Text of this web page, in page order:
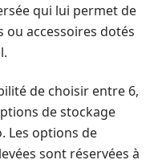
qui lui permet de
ou accessoires dotés
de choisir entre 6,
de stockage
Les options de
sont réservées à